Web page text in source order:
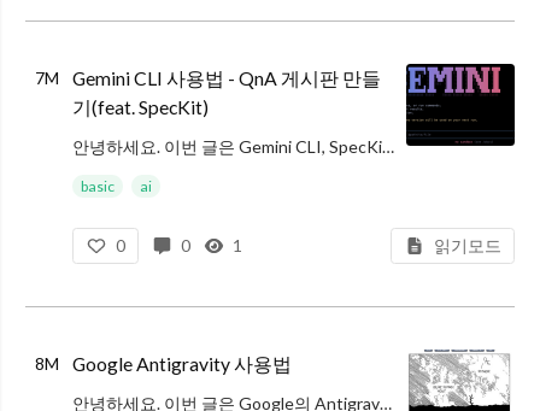
7M
Gemini CLI 사용법 - QnA 게시판 만들
기(feat. SpecKit)
안녕하세요. 이번 글은 Gemini CLI, SpecKit, Supabase, Vercel을 활용해 QnA 시스템을 구현하는 내용에 대해 작성한 글입니다.
Gemini CLI 설정부터 SpecKit을 사용하는 흐름, Supabas
basic ai
0 0 1 읽기모드
8M Google Antigravity 사용법
안녕하세요. 이번 글은 Google의 Antigravity 사용법에 대해 작성한 글입니다.